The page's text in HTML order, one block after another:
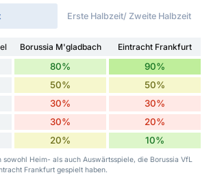
Erste Halbzeit/ Zweite Halbzeit
Borussia M'gladbach
Eintracht Frankfurt
80% 90%
50% 50%
30% 30%
30% 20%
20% 10%
Heim- als auch Auswärtsspiele, die Borussia VfL
Frankfurt gespielt haben.